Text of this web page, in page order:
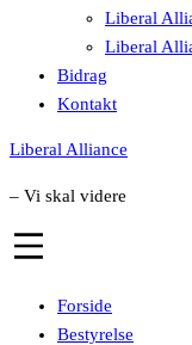
Liberal
Liberal
Bidrag
Kontakt
Liberal Alliance
– Vi skal videre
Forside
Bestyrelse